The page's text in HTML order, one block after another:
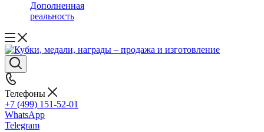
Дополненная
реальность
Телефоны
+7 (499) 151-52-01
WhatsApp
Telegram